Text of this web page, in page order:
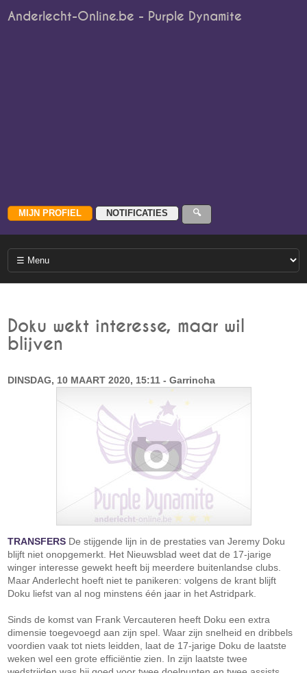
Anderlecht-Online.be - Purple Dynamite
Doku wekt interesse, maar wil
blijven
DINSDAG, 10 MAART 2020, 15:11 - Garrincha
TRANSFERS De stijgende lijn in de prestaties van Jeremy Doku
blijft niet onopgemerkt. Het Nieuwsblad weet dat de 17-jarige
winger interesse gewekt heeft bij meerdere buitenlandse clubs.
Maar Anderlecht hoeft niet te panikeren: volgens de krant blijft
Doku liefst van al nog minstens één jaar in het Astridpark.
Sinds de komst van Frank Vercauteren heeft Doku een extra
dimensie toegevoegd aan zijn spel. Waar zijn snelheid en dribbels
voordien vaak tot niets leidden, laat de 17-jarige Doku de laatste
weken wel een grote efficiëntie zien. In zijn laatste twee